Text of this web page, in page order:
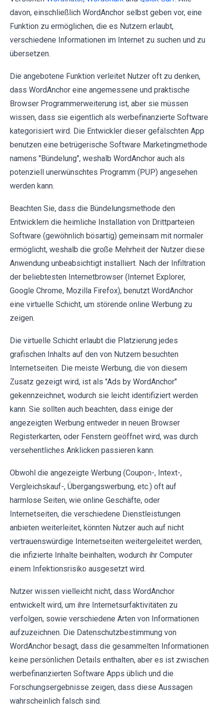
davon, einschließlich WordAnchor selbst geben vor, eine
Funktion zu ermöglichen, die es Nutzern erlaubt,
verschiedene Informationen im Internet zu suchen und zu
übersetzen.
Die angebotene Funktion verleitet Nutzer oft zu denken,
dass WordAnchor eine angemessene und praktische
Browser Programmerweiterung ist, aber sie müssen
wissen, dass sie eigentlich als werbefinanzierte Software
kategorisiert wird. Die Entwickler dieser gefälschten App
benutzen eine betrügerische Software Marketingmethode
namens "Bündelung", weshalb WordAnchor auch als
potenziell unerwünschtes Programm (PUP) angesehen
werden kann.
Beachten Sie, dass die Bündelungsmethode den
Entwicklern die heimliche Installation von Drittparteien
Software (gewöhnlich bösartig) gemeinsam mit normaler
ermöglicht, weshalb die große Mehrheit der Nutzer diese
Anwendung unbeabsichtigt installiert. Nach der Infiltration
der beliebtesten Internetbrowser (Internet Explorer,
Google Chrome, Mozilla Firefox), benutzt WordAnchor
eine virtuelle Schicht, um störende online Werbung zu
zeigen.
Die virtuelle Schicht erlaubt die Platzierung jedes
grafischen Inhalts auf den von Nutzern besuchten
Internetseiten. Die meiste Werbung, die von diesem
Zusatz gezeigt wird, ist als "Ads by WordAnchor"
gekennzeichnet, wodurch sie leicht identifiziert werden
kann. Sie sollten auch beachten, dass einige der
angezeigten Werbung entweder in neuen Browser
Registerkarten, oder Fenstern geöffnet wird, was durch
versehentliches Anklicken passieren kann.
Obwohl die angezeigte Werbung (Coupon-, Intext-,
Vergleichskauf-, Übergangswerbung, etc.) oft auf
harmlose Seiten, wie online Geschäfte, oder
Internetseiten, die verschiedene Dienstleistungen
anbieten weiterleitet, könnten Nutzer auch auf nicht
vertrauenswürdige Internetseiten weitergeleitet werden,
die infizierte Inhalte beinhalten, wodurch ihr Computer
einem Infektionsrisiko ausgesetzt wird.
Nutzer wissen vielleicht nicht, dass WordAnchor
entwickelt wird, um ihre Internetsurfaktivitäten zu
verfolgen, sowie verschiedene Arten von Informationen
aufzuzeichnen. Die Datenschutzbestimmung von
WordAnchor besagt, dass die gesammelten Informationen
keine persönlichen Details enthalten, aber es ist zwischen
werbefinanzierten Software Apps üblich und die
Forschungsergebnisse zeigen, dass diese Aussagen
wahrscheinlich falsch sind.